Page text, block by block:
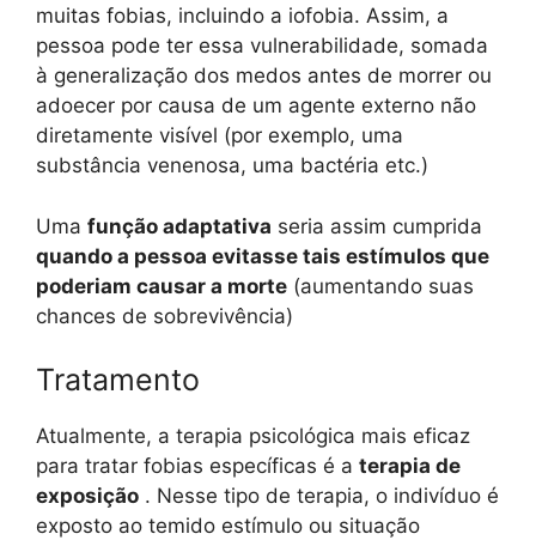
muitas fobias, incluindo a iofobia. Assim, a
pessoa pode ter essa vulnerabilidade, somada
à generalização dos medos antes de morrer ou
adoecer por causa de um agente externo não
diretamente visível (por exemplo, uma
substância venenosa, uma bactéria etc.)
Uma função adaptativa seria assim cumprida
quando a pessoa evitasse tais estímulos que
poderiam causar a morte (aumentando suas
chances de sobrevivência)
Tratamento
Atualmente, a terapia psicológica mais eficaz
para tratar fobias específicas é a terapia de
exposição . Nesse tipo de terapia, o indivíduo é
exposto ao temido estímulo ou situação